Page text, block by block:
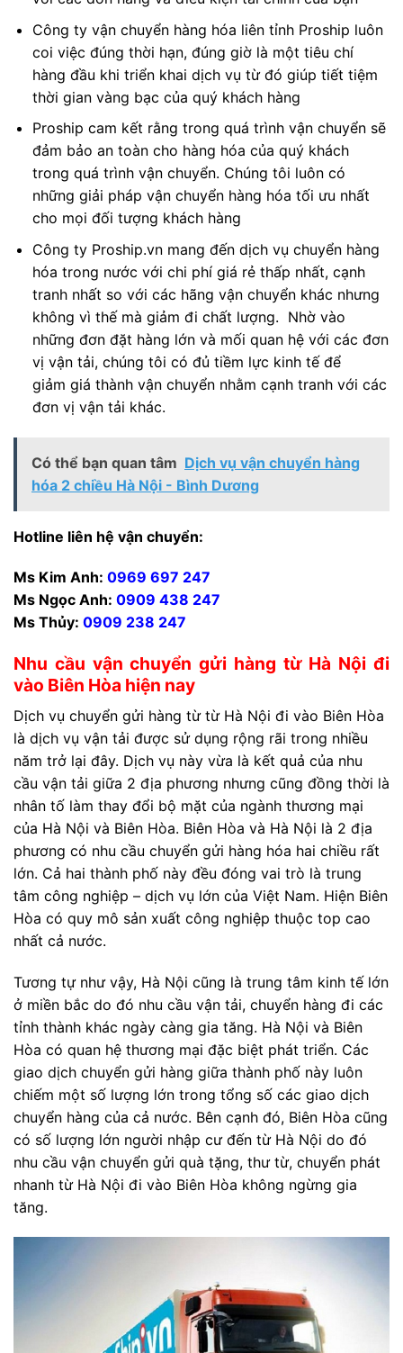
Công ty vận chuyển hàng hóa liên tỉnh Proship luôn
coi việc đúng thời hạn, đúng giờ là một tiêu chí
hàng đầu khi triển khai dịch vụ từ đó giúp tiết tiệm
thời gian vàng bạc của quý khách hàng
Proship cam kết rằng trong quá trình vận chuyển sẽ
đảm bảo an toàn cho hàng hóa của quý khách
trong quá trình vận chuyển. Chúng tôi luôn có
những giải pháp vận chuyển hàng hóa tối ưu nhất
cho mọi đối tượng khách hàng
Công ty Proship.vn mang đến dịch vụ chuyển hàng
hóa trong nước với chi phí giá rẻ thấp nhất, cạnh
tranh nhất so với các hãng vận chuyển khác nhưng
không vì thế mà giảm đi chất lượng. Nhờ vào
những đơn đặt hàng lớn và mối quan hệ với các đơn
vị vận tải, chúng tôi có đủ tiềm lực kinh tế để
giảm giá thành vận chuyển nhằm cạnh tranh với các
đơn vị vận tải khác.
Có thể bạn quan tâm Dịch vụ vận chuyển hàng
hóa 2 chiều Hà Nội - Bình Dương
Hotline liên hệ vận chuyển:
Ms Kim Anh: 0969 697 247
Ms Ngọc Anh: 0909 438 247
Ms Thủy: 0909 238 247
Nhu cầu vận chuyển gửi hàng từ Hà Nội đi
vào Biên Hòa hiện nay
Dịch vụ chuyển gửi hàng từ từ Hà Nội đi vào Biên Hòa
là dịch vụ vận tải được sử dụng rộng rãi trong nhiều
năm trở lại đây. Dịch vụ này vừa là kết quả của nhu
cầu vận tải giữa 2 địa phương nhưng cũng đồng thời là
nhân tố làm thay đổi bộ mặt của ngành thương mại
của Hà Nội và Biên Hòa. Biên Hòa và Hà Nội là 2 địa
phương có nhu cầu chuyển gửi hàng hóa hai chiều rất
lớn. Cả hai thành phố này đều đóng vai trò là trung
tâm công nghiệp – dịch vụ lớn của Việt Nam. Hiện Biên
Hòa có quy mô sản xuất công nghiệp thuộc top cao
nhất cả nước.
Tương tự như vậy, Hà Nội cũng là trung tâm kinh tế lớn
ở miền bắc do đó nhu cầu vận tải, chuyển hàng đi các
tỉnh thành khác ngày càng gia tăng. Hà Nội và Biên
Hòa có quan hệ thương mại đặc biệt phát triển. Các
giao dịch chuyển gửi hàng giữa thành phố này luôn
chiếm một số lượng lớn trong tổng số các giao dịch
chuyển hàng của cả nước. Bên cạnh đó, Biên Hòa cũng
có số lượng lớn người nhập cư đến từ Hà Nội do đó
nhu cầu vận chuyển gửi quà tặng, thư từ, chuyển phát
nhanh từ Hà Nội đi vào Biên Hòa không ngừng gia
tăng.